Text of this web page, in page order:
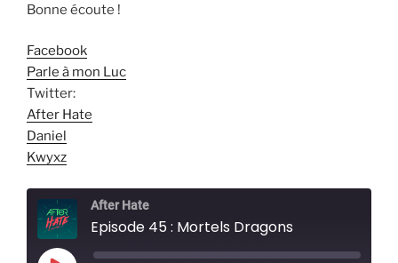
Bonne écoute !
Facebook
Parle à mon Luc
Twitter:
After Hate
Daniel
Kwyxz
After Hate
Episode 45 : Mortels Dragons